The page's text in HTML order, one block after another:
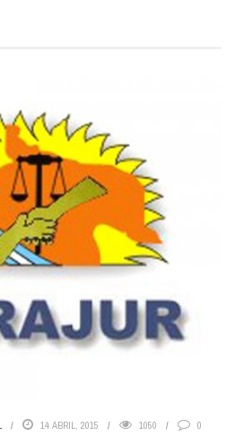
14 ABRIL, 2015 1050 0